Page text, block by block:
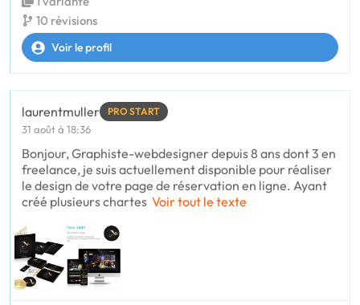
10 révisions
Voir le profil
laurentmuller PRO START
31 août à 18:36
Bonjour, Graphiste-webdesigner depuis 8 ans dont 3 en
freelance, je suis actuellement disponible pour réaliser
le design de votre page de réservation en ligne. Ayant
créé plusieurs chartes Voir tout le texte